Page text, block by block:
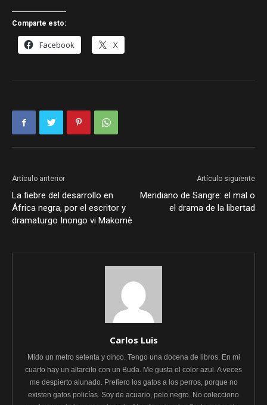
Comparte esto:
Facebook X
Artículo anterior
La fiebre del desarrollo en
África negra, por el escritor y
dramaturgo Inongo vi Makomè
Artículo siguiente
Meridiano de Sangre: el mal o
el drama de la libertad
Carlos Luis
Mido un metro setenta y cinco. Tengo una docena de libros. En mi
cuarto hay un altarcito con un Buda. Me gusta el color azul. A veces
me despierto alunado. Prefiero los gatos a los perros, porque no
existen gatos policías. Soy de acuario, pelo negro. No colecciono